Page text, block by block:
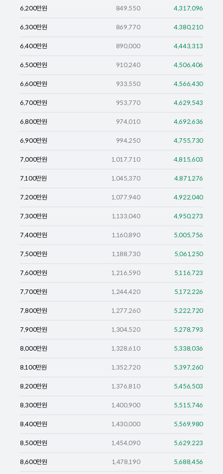
6,200만원 849,550 4,317,096
6,300만원 869,770 4,380,210
6,400만원 890,000 4,443,313
6,500만원 910,240 4,506,406
6,600만원 933,550 4,566,430
6,700만원 953,770 4,629,543
6,800만원 974,010 4,692,636
6,900만원 994,250 4,755,730
7,000만원 1,017,710 4,815,603
7,100만원 1,045,370 4,871,276
7,200만원 1,077,940 4,922,040
7,300만원 1,133,040 4,950,273
7,400만원 1,160,890 5,005,756
7,500만원 1,188,730 5,061,250
7,600만원 1,216,590 5,116,723
7,700만원 1,244,420 5,172,226
7,800만원 1,277,260 5,222,720
7,900만원 1,304,520 5,278,793
8,000만원 1,328,610 5,338,036
8,100만원 1,352,720 5,397,260
8,200만원 1,376,810 5,456,503
8,300만원 1,400,900 5,515,746
8,400만원 1,430,000 5,569,980
8,500만원 1,454,090 5,629,223
8,600만원 1,478,190 5,688,456